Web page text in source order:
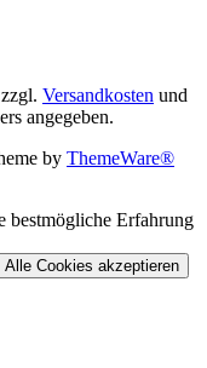
Versandkosten und
angegeben.
by ThemeWare®
bestmögliche Erfahrung
Alle Cookies akzeptieren